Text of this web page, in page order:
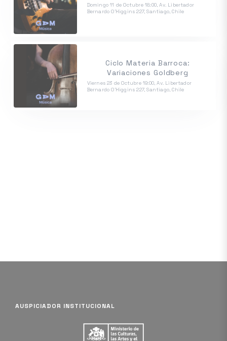
Domingo 11 de Octubre 18:00, Av. Libertador
Bernardo O'Higgins 227, Santiago, Chile
Ciclo Materia Barroca:
Variaciones Goldberg
Viernes 23 de Octubre 19:00, Av. Libertador
Bernardo O'Higgins 227, Santiago, Chile
AUSPICIADOR INSTITUCIONAL